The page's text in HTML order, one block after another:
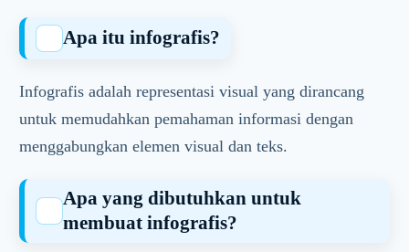
Apa itu infografis?
Infografis adalah representasi visual yang dirancang
untuk memudahkan pemahaman informasi dengan
menggabungkan elemen visual dan teks.
Apa yang dibutuhkan untuk
membuat infografis?